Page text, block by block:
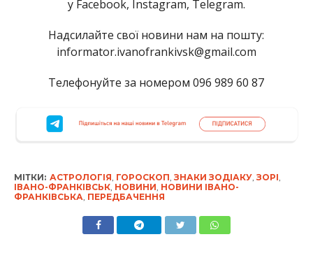
у Facebook, Instagram, Telegram.
Надсилайте свої новини нам на пошту:
informator.ivanofrankivsk@gmail.com
Телефонуйте за номером 096 989 60 87
МІТКИ: АСТРОЛОГІЯ ГОРОСКОП ЗНАКИ ЗОДІАКУ, ЗОРІ
ІВАНО-ФРАНКІВСЬК, НОВИНИ НОВИНИ ІВАНО-
ФРАНКІВСЬКА ПЕРЕДБАЧЕННЯ